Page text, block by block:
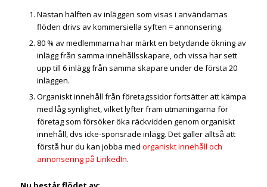
Nästan hälften av inläggen som visas i användarnas
flöden drivs av kommersiella syften = annonsering.
80 % av medlemmarna har märkt en betydande ökning av
inlägg från samma innehållsskapare, och vissa har sett
upp till 6 inlägg från samma skapare under de första 20
inläggen.
Organiskt innehåll från företagssidor fortsätter att kämpa
med låg synlighet, vilket lyfter fram utmaningarna för
företag som försöker öka räckvidden genom organiskt
innehåll, dvs icke-sponsrade inlägg. Det gäller alltså att
förstå hur du kan jobba med organiskt innehåll och
annonsering på LinkedIn.